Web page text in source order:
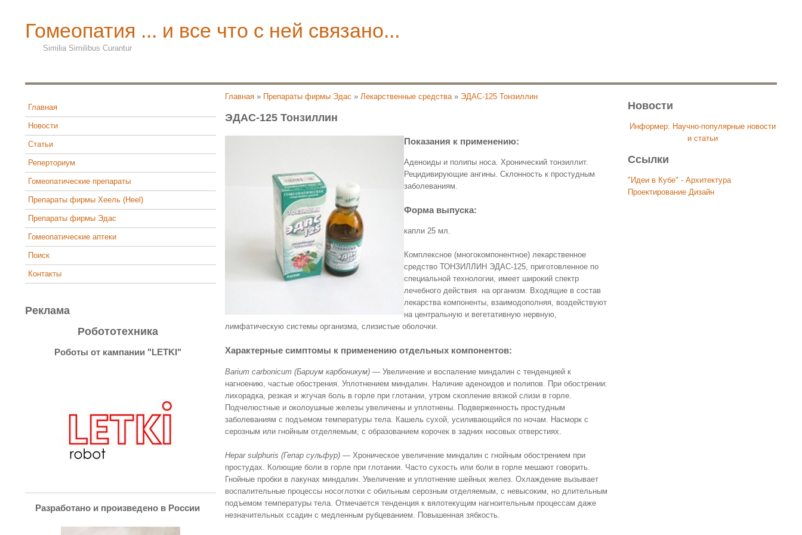
Гомеопатия ... и все что с ней связано...
Similia Similibus Curantur
Главная
Новости
Статьи
Реперториум
Гомеопатические препараты
Препараты фирмы Хеель (Heel)
Препараты фирмы Эдас
Гомеопатические аптеки
Поиск
Контакты
Реклама
Робототехника
Роботы от кампании "LETKI"
Разработано и произведено в России
Новости
Информер: Научно-популярные новости
и статьи
Ссылки
"Идеи в Кубе" - Архитектура
Проектирование Дизайн
Главная » Препараты фирмы Эдас » Лекарственные средства» ЭДАС-125 Тонзиллин
ЭДАС-125 Тонзиллин
Показания к применению:
Аденоиды и полипы носа. Хронический тонзиллит.
Рецидивирующие ангины. Склонность к простудным
заболеваниям.
Форма выпуска:
капли 25 мл.
Комплексное (многокомпонентное) лекарственное
средство ТОНЗИЛЛИН ЭДАС-125, приготовленное по
специальной технологии, имеет широкий спектр
лечебного действия на организм. Входящие в состав
лекарства компоненты, взаимодополняя, воздействуют
на центральную и вегетативную нервную,
лимфатическую системы организма, слизистые оболочки.
Характерные симптомы к применению отдельных компонентов:
Barium carbonicum (Бариум карбоникум) — Увеличение и воспаление миндалин с тенденцией к
нагноению, частые обострения. Уплотнением миндалин. Наличие аденоидов и полипов. При обострении:
лихорадка, резкая и жгучая боль в горле при глотании, утром скопление вязкой слизи в горле.
Подчелюстные и околоушные железы увеличены и уплотнены. Подверженность простудным
заболеваниям с подъемом температуры тела. Кашель сухой, усиливающийся по ночам. Насморк с
серозным или гнойным отделяемым, с образованием корочек в задних носовых отверстиях.
Hepar sulphuris (Гепар сульфур) — Хроническое увеличение миндалин с гнойным обострением при
простудах. Колющие боли в горле при глотании. Часто сухость или боли в горле мешают говорить.
Гнойные пробки в лакунах миндалин. Увеличение и уплотнение шейных желез. Охлаждение вызывает
воспалительные процессы носоглотки с обильным серозным отделяемым, с невысоким, но длительным
подъемом температуры тела. Отмечается тенденция к вялотекущим нагноительным процессам даже
незначительных ссадин с медленным рубцеванием. Повышенная зябкость.